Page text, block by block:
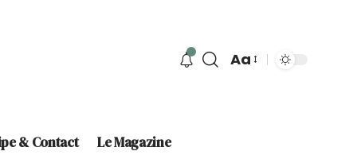
Aa
& Contact Le Magazine